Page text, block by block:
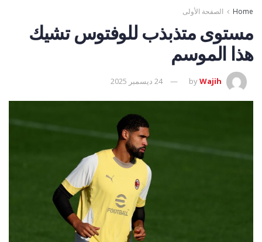
Home الصفحة الأولى
مستوى متذبذب للوفتوس تشيك
هذا الموسم
byWajih 24 ديسمبر 2025